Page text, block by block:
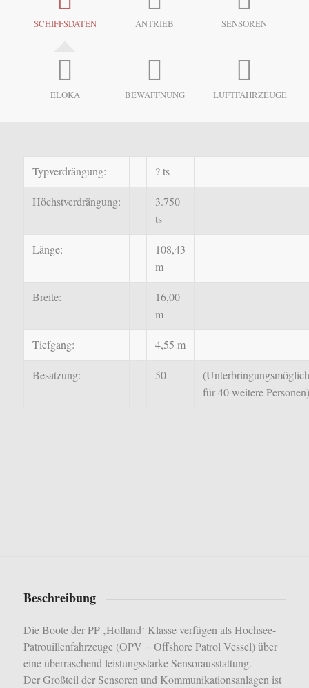
SCHIFFSDATEN ANTRIEB SENSOREN
ELOKA BEWAFFNUNG LUFTFAHRZEUGE
Typverdrängung: ? ts
Höchstverdrängung:
3.750
ts
Länge:
108,43
m
Breite:
16,00
m
Tiefgang: 4,55 m
Besatzung: 50
für 40 weitere Personen)
Beschreibung
Die Boote der PP ‚Holland‘ Klasse verfügen als Hochsee-
Patrouillenfahrzeuge (OPV = Offshore Patrol Vessel) über
eine überraschend leistungsstarke Sensorausstattung.
Der Großteil der Sensoren und Kommunikationsanlagen ist